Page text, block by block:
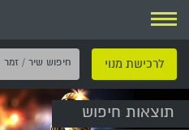
ניווט
לרכישת מנוי
תוצאות חיפוש